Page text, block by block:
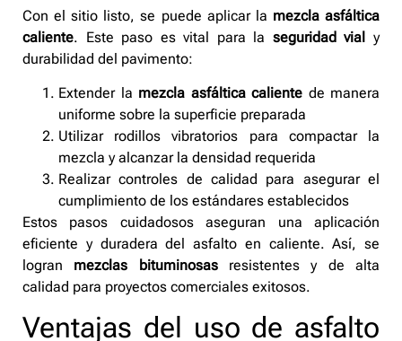
Con el sitio listo, se puede aplicar la mezcla asfáltica
caliente. Este paso es vital para la seguridad vial y
durabilidad del pavimento:
Extender la mezcla asfáltica caliente de manera
uniforme sobre la superficie preparada
Utilizar rodillos vibratorios para compactar la
mezcla y alcanzar la densidad requerida
Realizar controles de calidad para asegurar el
cumplimiento de los estándares establecidos
Estos pasos cuidadosos aseguran una aplicación
eficiente y duradera del asfalto en caliente. Así, se
logran mezclas bituminosasresistentes y de alta
calidad para proyectos comerciales exitosos.
Ventajas del uso de asfalto